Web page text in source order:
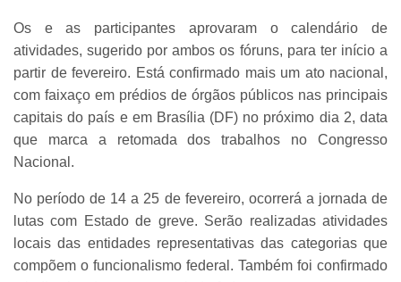
Os e as participantes aprovaram o calendário de
atividades, sugerido por ambos os fóruns, para ter início a
partir de fevereiro. Está confirmado mais um ato nacional,
com faixaço em prédios de órgãos públicos nas principais
capitais do país e em Brasília (DF) no próximo dia 2, data
que marca a retomada dos trabalhos no Congresso
Nacional.
No período de 14 a 25 de fevereiro, ocorrerá a jornada de
lutas com Estado de greve. Serão realizadas atividades
locais das entidades representativas das categorias que
compõem o funcionalismo federal. Também foi confirmado